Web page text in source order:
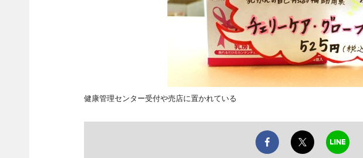
健康管理センター受付や売店に置かれている